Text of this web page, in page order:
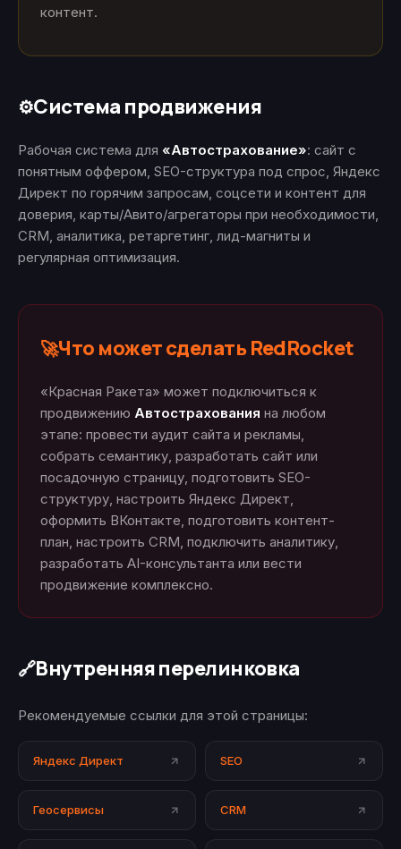
контент.
⚙️Система продвижения
Рабочая система для «Автострахование»: сайт с
понятным оффером, SEO-структура под спрос, Яндекс
Директ по горячим запросам, соцсети и контент для
доверия, карты/Авито/агрегаторы при необходимости,
CRM, аналитика, ретаргетинг, лид-магниты и
регулярная оптимизация.
🚀Что может сделать RedRocket
«Красная Ракета» может подключиться к
продвижению Автострахования на любом
этапе: провести аудит сайта и рекламы,
собрать семантику, разработать сайт или
посадочную страницу, подготовить SEO-
структуру, настроить Яндекс Директ,
оформить ВКонтакте, подготовить контент-
план, настроить CRM, подключить аналитику,
разработать AI-консультанта или вести
продвижение комплексно.
🔗Внутренняя перелинковка
Рекомендуемые ссылки для этой страницы:
Яндекс Директ SEO
Геосервисы CRM